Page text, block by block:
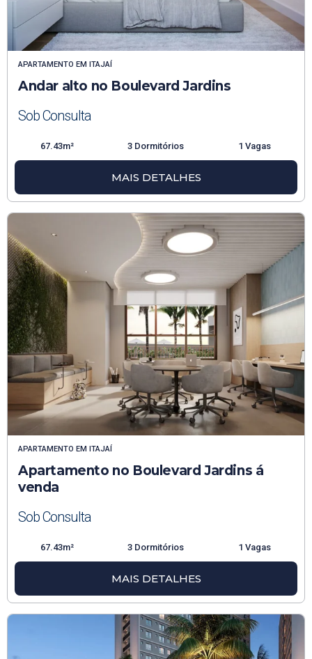
APARTAMENTO EM ITAJAÍ
Andar alto no Boulevard Jardins
Sob Consulta
67.43m² 3 Dormitórios 1 Vagas
MAIS DETALHES
APARTAMENTO EM ITAJAÍ
Apartamento no Boulevard Jardins á
venda
Sob Consulta
67.43m² 3 Dormitórios 1 Vagas
MAIS DETALHES